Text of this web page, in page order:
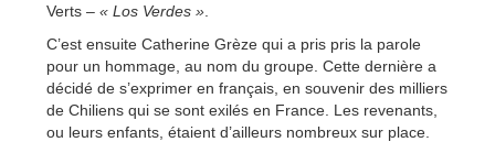
Verts – « Los Verdes »
C’est ensuite Catherine Grèze qui a pris pris la parole
pour un hommage, au nom du groupe. Cette dernière a
décidé de s’exprimer en français, en souvenir des milliers
de Chiliens qui se sont exilés en France. Les revenants,
ou leurs enfants, étaient d’ailleurs nombreux sur place.